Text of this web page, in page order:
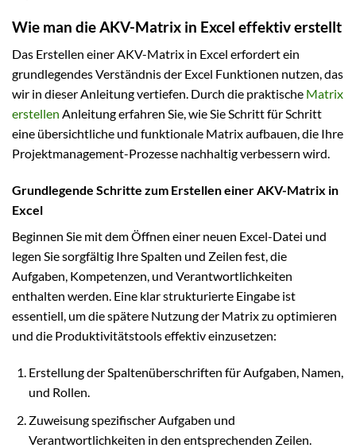
Wie man die AKV-Matrix in Excel effektiv erstellt
Das Erstellen einer AKV-Matrix in Excel erfordert ein
grundlegendes Verständnis der Excel Funktionen nutzen, das
wir in dieser Anleitung vertiefen. Durch die praktische Matrix
erstellen Anleitung erfahren Sie, wie Sie Schritt für Schritt
eine übersichtliche und funktionale Matrix aufbauen, die Ihre
Projektmanagement-Prozesse nachhaltig verbessern wird.
Grundlegende Schritte zum Erstellen einer AKV-Matrix in
Excel
Beginnen Sie mit dem Öffnen einer neuen Excel-Datei und
legen Sie sorgfältig Ihre Spalten und Zeilen fest, die
Aufgaben, Kompetenzen, und Verantwortlichkeiten
enthalten werden. Eine klar strukturierte Eingabe ist
essentiell, um die spätere Nutzung der Matrix zu optimieren
und die Produktivitätstools effektiv einzusetzen:
Erstellung der Spaltenüberschriften für Aufgaben, Namen,
und Rollen.
Zuweisung spezifischer Aufgaben und
Verantwortlichkeiten in den entsprechenden Zeilen.